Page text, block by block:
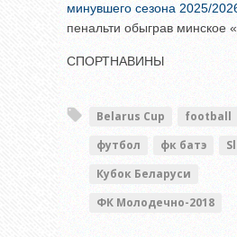
минувшего сезона 2025/
пенальти обыграв минское
СПОРТНАВИНЫ
Belarus Cup football
футбол
фк батэ
Кубок Беларуси
ФК Молодечно-2018